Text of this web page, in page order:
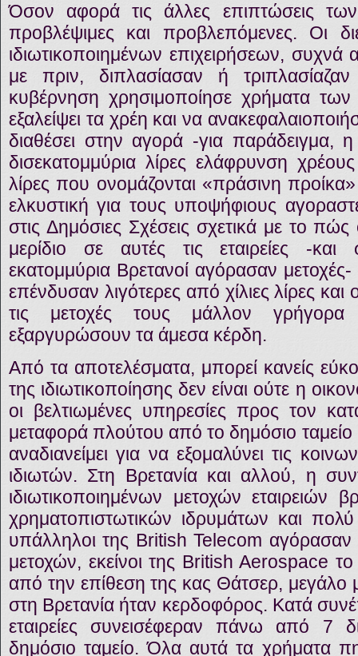
Όσον αφορά τις άλλες επιπτώσεις των
προβλέψιμες και προβλεπόμενες. Οι
ιδιωτικοποιημένων επιχειρήσεων, συχνά
με πριν, διπλασίασαν ή
κυβέρνηση χρησιμοποίησε χρήματα
εξαλείψει τα χρέη και να
διαθέσει στην αγορά -για παράδειγμα,
δισεκατομμύρια λίρες ελάφρυνση
λίρες που ονομάζονται «πράσινη
ελκυστική για τους υποψήφιους
στις Δημόσιες Σχέσεις σχετικά με το πώς
μερίδιο σε αυτές τις εταιρείες -
εκατομμύρια Βρετανοί αγόρασαν
επένδυσαν λιγότερες από χίλιες λίρες
τις μετοχές τους μάλλον
εξαργυρώσουν τα άμεσα κέρδη.
Από τα αποτελέσματα, μπορεί κανείς
της ιδιωτικοποίησης δεν είναι ούτε η
οι βελτιωμένες υπηρεσίες προς τον
μεταφορά πλούτου από το δημόσιο
αναδιανείμει για να εξομαλύνει τις
ιδιωτών. Στη Βρετανία και αλλού, η
ιδιωτικοποιημένων μετοχών εταιρειών
χρηματοπιστωτικών ιδρυμάτων και
υπάλληλοι της British Telecom αγόρασαν
μετοχών, εκείνοι της British Aerospace
από την επίθεση της κας Θάτσερ, μεγάλο
στη Βρετανία ήταν κερδοφόρος. Κατά
εταιρείες συνεισέφεραν πάνω από 7
δημόσιο ταμείο. Όλα αυτά τα χρήματα